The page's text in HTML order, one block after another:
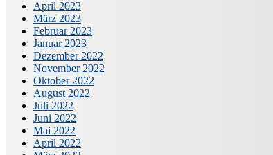
April 2023
März 2023
Februar 2023
Januar 2023
Dezember 2022
November 2022
Oktober 2022
August 2022
Juli 2022
Juni 2022
Mai 2022
April 2022